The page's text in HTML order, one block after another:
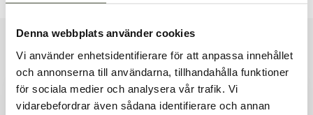
Denna webbplats använder cookies
Vi använder enhetsidentifierare för att anpassa innehållet
och annonserna till användarna, tillhandahålla funktioner
för sociala medier och analysera vår trafik. Vi
vidarebefordrar även sådana identifierare och annan
Liknande produkter